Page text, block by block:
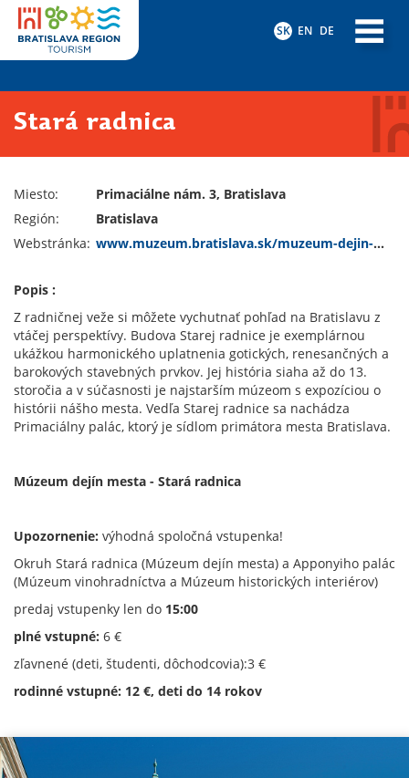
SK EN DE
Stará radnica
Miesto:
Primaciálne nám. 3, Bratislava
Región:
Bratislava
Webstránka:
www.muzeum.bratislava.sk/muzeum-dejin-mesta-stara-radnica/d-1589
Popis :
Z radničnej veže si môžete vychutnať pohľad na Bratislavu z
vtáčej perspektívy. Budova Starej radnice je exemplárnou
ukážkou harmonického uplatnenia gotických, renesančných a
barokových stavebných prvkov. Jej história siaha až do 13.
storočia a v súčasnosti je najstarším múzeom s expozíciou o
histórii nášho mesta. Vedľa Starej radnice sa nachádza
Primaciálny palác, ktorý je sídlom primátora mesta Bratislava.
Múzeum dejín mesta - Stará radnica
Upozornenie: výhodná spoločná vstupenka!
Okruh Stará radnica (Múzeum dejín mesta) a Apponyiho palác
(Múzeum vinohradníctva a Múzeum historických interiérov)
predaj vstupenky len do 15:00
plné vstupné: 6 €
zľavnené (deti, študenti, dôchodcovia):3 €
rodinné vstupné: 12 €, deti do 14 rokov